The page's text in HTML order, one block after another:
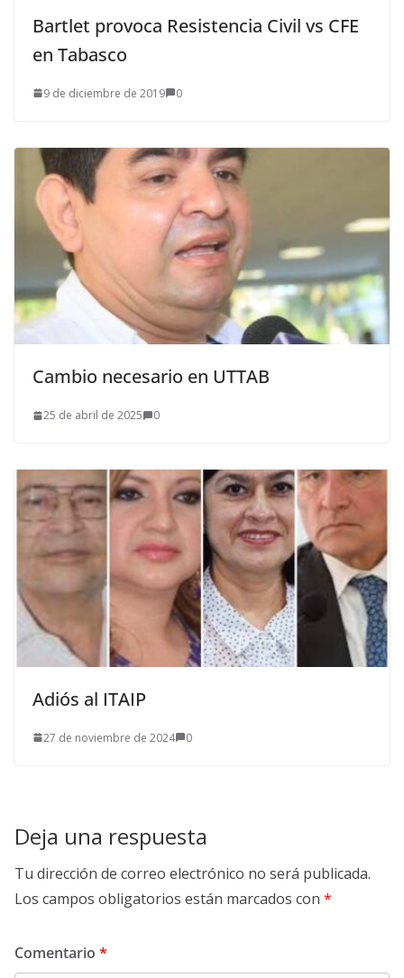
Bartlet provoca Resistencia Civil vs CFE
en Tabasco
9 de diciembre de 2019 0
Cambio necesario en UTTAB
25 de abril de 2025 0
Adiós al ITAIP
27 de noviembre de 2024 0
Deja una respuesta
Tu dirección de correo electrónico no será publicada.
Los campos obligatorios están marcados con *
Comentario *